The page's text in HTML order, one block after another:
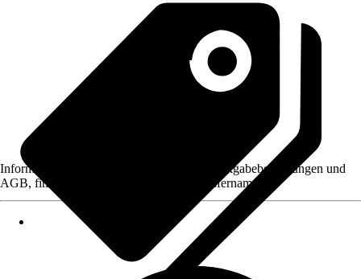
Informationen des Verkäufers, wie z. B. Rückgabebedingungen und
AGB, finden Sie bei Klick auf den Verkäufernamen.